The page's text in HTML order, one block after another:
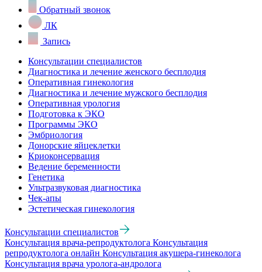
Обратный звонок
ЛК
Запись
Консультации специалистов
Диагностика и лечение женского бесплодия
Оперативная гинекология
Диагностика и лечение мужского бесплодия
Оперативная урология
Подготовка к ЭКО
Программы ЭКО
Эмбриология
Донорские яйцеклетки
Криоконсервация
Ведение беременности
Генетика
Ультразвуковая диагностика
Чек-апы
Эстетическая гинекология
Консультации специалистов
Консультация врача-репродуктолога Консультация
репродуктолога онлайн Консультация акушера-гинеколога
Консультация врача уролога-андролога